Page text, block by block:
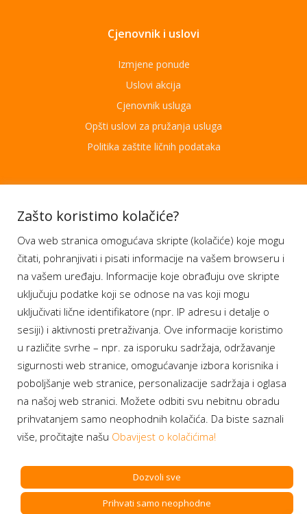
Cjenovnik i uslovi
Izmjene ponude
Uslovi akcija
Cjenovnik usluga
Opšti uslovi za pružanja usluga
Politika zaštite ličnih podataka
Aplikacije
Moj BH Telecom
Dostupnost usluga
Moja webTV
Aukcije BH Telecom
Program lojalnosti
Bonus plus
Prijava za newsletter
Zašto koristimo kolačiće?
Ova web stranica omogućava skripte (kolačiće) koje mogu
čitati, pohranjivati i pisati informacije na vašem browseru i
na vašem uređaju. Informacije koje obrađuju ove skripte
uključuju podatke koji se odnose na vas koji mogu
uključivati lične identifikatore (npr. IP adresu i detalje o
sesiji) i aktivnosti pretraživanja. Ove informacije koristimo
u različite svrhe – npr. za isporuku sadržaja, održavanje
sigurnosti web stranice, omogućavanje izbora korisnika i
poboljšanje web stranice, personalizacije sadržaja i oglasa
na našoj web stranici. Možete odbiti svu nebitnu obradu
prihvatanjem samo neophodnih kolačića. Da biste saznali
više, pročitajte našu Obavijest o kolačićima!
Dozvoli sve
Prihvati samo neophodne